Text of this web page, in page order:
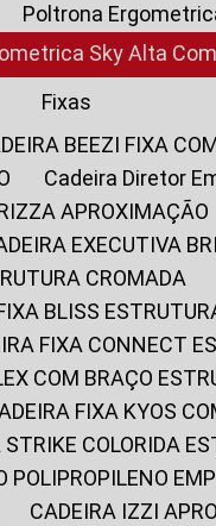
Poltrona
Sky Alta
Fixas
BEEZI FIXA
Cadeira Diretor
APROXIMAÇÃO
EXECUTIVA
CROMADA
FIXA BLISS
FIXA CONNECT
COM BRAÇO
FIXA KYOS
STRIKE COLORIDA
POLIPROPILENO
CADEIRA IZZI